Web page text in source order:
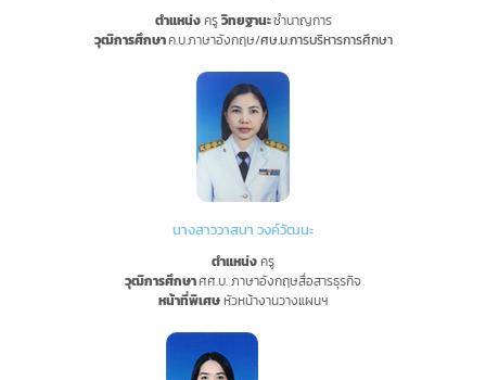
ตำแหน่งครูวิทยฐานะชำนาญการ
วุฒิการศึกษาค.บ.ภาษาอังกฤษ/ศษ.ม.การบริหารการศึกษา
นางสาววาสนา วงค์วัฒนะ
ตำแหน่งครู
วุฒิการศึกษาศศ.บ. ภาษาอังกฤษสื่อสารธุรกิจ
หน้าที่พิเศษหัวหน้างานวางแผนฯ